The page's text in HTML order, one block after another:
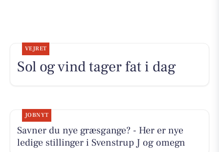
VEJRET
Sol og vind tager fat i dag
JOBNYT
Savner du nye græsgange? - Her er nye
ledige stillinger i Svenstrup J og omegn